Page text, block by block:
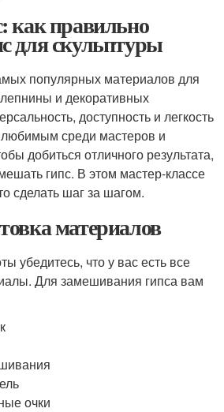
как правильно
для скульптуры
популярных материалов для
и декоративных
доступность и легкость
любимым среди мастеров и
добиться отличного результата,
гипс. В этом мастер-классе
сделать шаг за шагом.
материалов
убедитесь, что у вас есть все
Для замешивания гипса вам
очки